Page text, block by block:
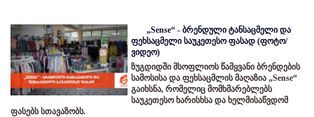
„Sense“ - ბრენდული ტანსაცმელი და
ფეხსაცმელი საუკეთესო ფასად (ფოტო/
ვიდეო)
ზუგდიდში მსოფლიოს წამყვანი ბრენდების
სამოსისა და ფეხსაცმლის მაღაზია „Sense“
გაიხსნა, რომელიც მომხმარებლებს
საუკეთესო ხარისხსა და ხელმისაწვდომ
ფასებს სთავაზობს.